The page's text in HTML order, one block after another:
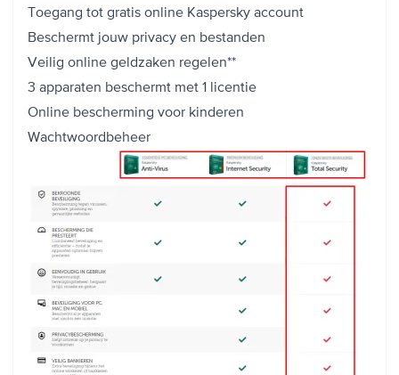
Toegang tot gratis online Kaspersky account
Beschermt jouw privacy en bestanden
Veilig online geldzaken regelen**
3 apparaten beschermt met 1 licentie
Online bescherming voor kinderen
Wachtwoordbeheer